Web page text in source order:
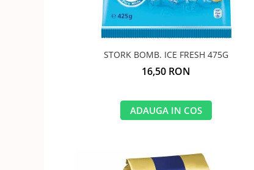
STORK BOMB. ICE FRESH 475G
16,50 RON
ADAUGA IN COS